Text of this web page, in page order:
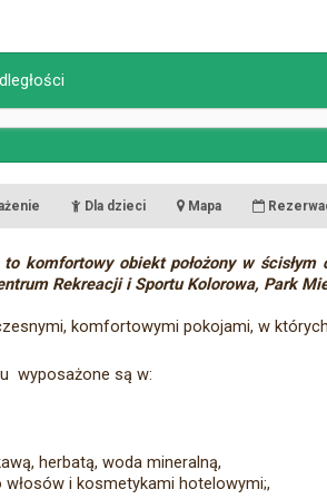
Dla dzieci Mapa
komfortowy obiekt położony w
Rekreacji i Sportu Kolorowa, Park
komfortowymi pokojami, w
wyposażone są w:
herbatą, woda mineralną,
włosów i kosmetykami hotelowymi;,